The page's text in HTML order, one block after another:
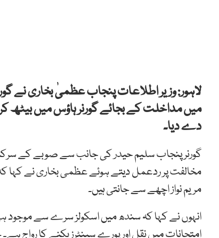
لاہور: وزیر اطلاعات پنجاب عظمیٰ بخاری نے
میں مداخلت کے بجائے گورنر ہاؤس میں بیٹھ
دے دیا۔
گورنر پنجاب سلیم حیدر کی جانب سے صوبے کے
مخالفت پر ردعمل دیتے ہوئے عظمی بخاری نے کہا
مریم نواز اچھے سے جانتی ہیں۔
انہوں نے کہا کہ سندھ میں اسکولز سرے سے موجود ہی